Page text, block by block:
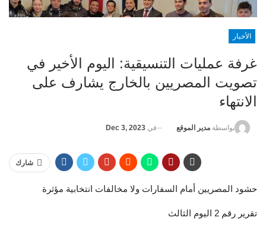
الأخبار
غرفة عمليات التنسيقية: اليوم الأخير في
تصويت المصريين بالخارج يشارف على
الانتهاء
بواسطة مدير الموقع في Dec 3, 2023
شارك
حشود المصريين أمام السفارات ولا مخالفات انتخابية مؤثرة
تقرير رقم 2 اليوم الثالث